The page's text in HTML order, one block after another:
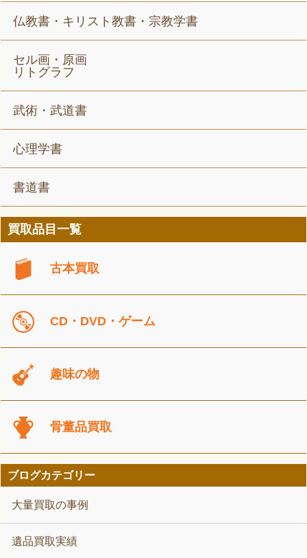
仏教書・キリスト教書・宗教学書
セル画・原画
リトグラフ
武術・武道書
心理学書
書道書
買取品目一覧
古本買取
CD・DVD・ゲーム
趣味の物
骨董品買取
ブログカテゴリー
大量買取の事例
遺品買取実績